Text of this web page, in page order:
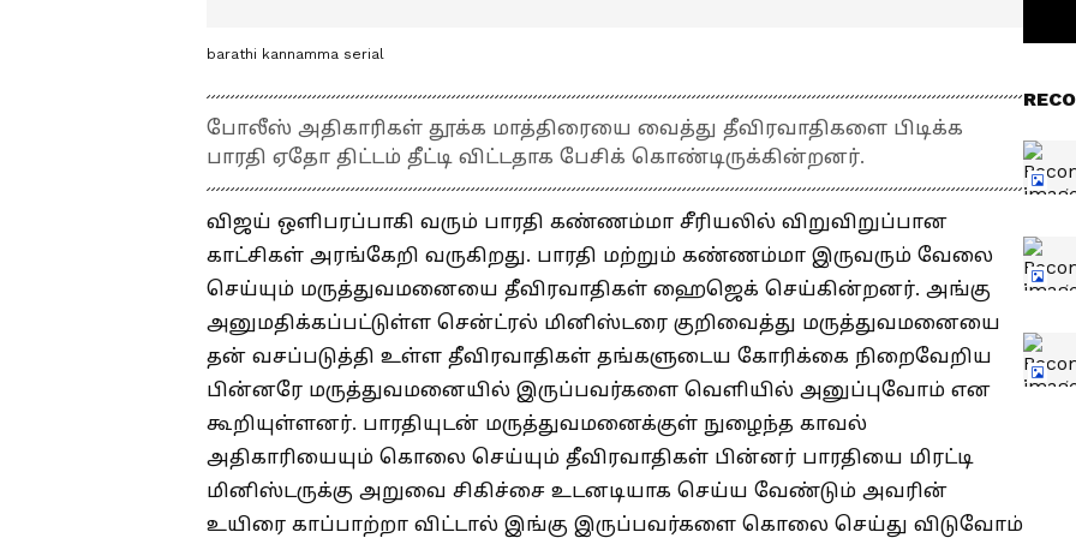
barathi kannamma serial
போலீஸ் அதிகாரிகள் தூக்க மாத்திரையை வைத்து தீவிரவாதிகளை பிடிக்க
பாரதி ஏதோ திட்டம் தீட்டி விட்டதாக பேசிக் கொண்டிருக்கின்றனர்.
விஜய் ஒளிபரப்பாகி வரும் பாரதி கண்ணம்மா சீரியலில் விறுவிறுப்பான
காட்சிகள் அரங்கேறி வருகிறது. பாரதி மற்றும் கண்ணம்மா இருவரும் வேலை
செய்யும் மருத்துவமனையை தீவிரவாதிகள் ஹைஜெக் செய்கின்றனர். அங்கு
அனுமதிக்கப்பட்டுள்ள சென்ட்ரல் மினிஸ்டரை குறிவைத்து மருத்துவமனையை
தன் வசப்படுத்தி உள்ள தீவிரவாதிகள் தங்களுடைய கோரிக்கை நிறைவேறிய
பின்னரே மருத்துவமனையில் இருப்பவர்களை வெளியில் அனுப்புவோம் என
கூறியுள்ளனர். பாரதியுடன் மருத்துவமனைக்குள் நுழைந்த காவல்
அதிகாரியையும் கொலை செய்யும் தீவிரவாதிகள் பின்னர் பாரதியை மிரட்டி
மினிஸ்டருக்கு அறுவை சிகிச்சை உடனடியாக செய்ய வேண்டும் அவரின்
உயிரை காப்பாற்றா விட்டால் இங்கு இருப்பவர்களை கொலை செய்து விடுவோம்